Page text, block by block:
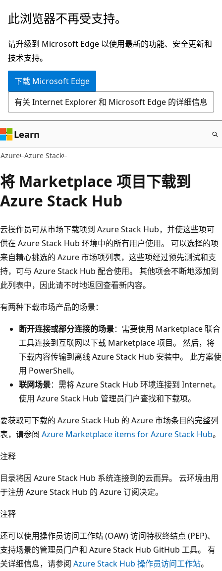
跳
主
要
内
此浏览器不再受支持。
请升级到 Microsoft Edge 以使用最新的功能、安全更新和
技术支持。
下载 Microsoft Edge
有关 Internet Explorer 和 Microsoft Edge 的详细信息
Learn
Azure Azure Stack
将 Marketplace 项目下载到
Azure Stack Hub
云操作员可从市场下载项到 Azure Stack Hub，并使这些项可
供在 Azure Stack Hub 环境中的所有用户使用。 可以选择的项
来自精心挑选的 Azure 市场项列表，这些项经过预先测试和支
持，可与 Azure Stack Hub 配合使用。 其他项会不断地添加到
此列表中，因此请不时地返回查看新内容。
有两种下载市场产品的场景：
断开连接或部分连接的场景：需要使用 Marketplace 联合
工具连接到互联网以下载 Marketplace 项目。 然后，将
下载内容传输到离线 Azure Stack Hub 安装中。 此方案使
用 PowerShell。
联网场景：需将 Azure Stack Hub 环境连接到 Internet。
使用 Azure Stack Hub 管理员门户查找和下载项。
要获取可下载的 Azure Stack Hub 的 Azure 市场条目的完整列
表，请参阅 Azure Marketplace items for Azure Stack Hub。
注释
目录将因 Azure Stack Hub 系统连接到的云而异。 云环境由用
于注册 Azure Stack Hub 的 Azure 订阅决定。
注释
还可以使用操作员访问工作站 (OAW) 访问特权终结点 (PEP)、
支持场景的管理员门户和 Azure Stack Hub GitHub 工具。 有
关详细信息，请参阅 Azure Stack Hub 操作员访问工作站。